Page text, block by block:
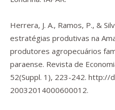
Herrera, J. A., Ramos, P., &
estratégias produtivas na
produtores agropecuários
paraense. Revista de
52(Suppl. 1), 223-242. http://
20032014000600012.